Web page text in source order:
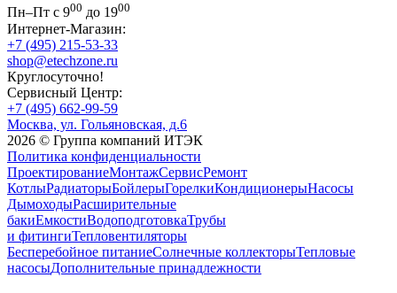
Пн–Пт с 900 до 1900
Интернет-Магазин:
+7 (495) 215-53-33
shop@etechzone.ru
Круглосуточно!
Сервисный Центр:
+7 (495) 662-99-59
Москва, ул. Гольяновская, д.6
2026 © Группа компаний ИТЭК
Политика конфиденциальности
ПроектированиеМонтажСервисРемонт
КотлыРадиаторыБойлерыГорелкиКондиционерыНасосы
ДымоходыРасширительные
бакиЕмкостиВодоподготовкаТрубы
и фитингиТепловентиляторы
Бесперебойное питаниеСолнечные коллекторыТепловые
насосыДополнительные принадлежности